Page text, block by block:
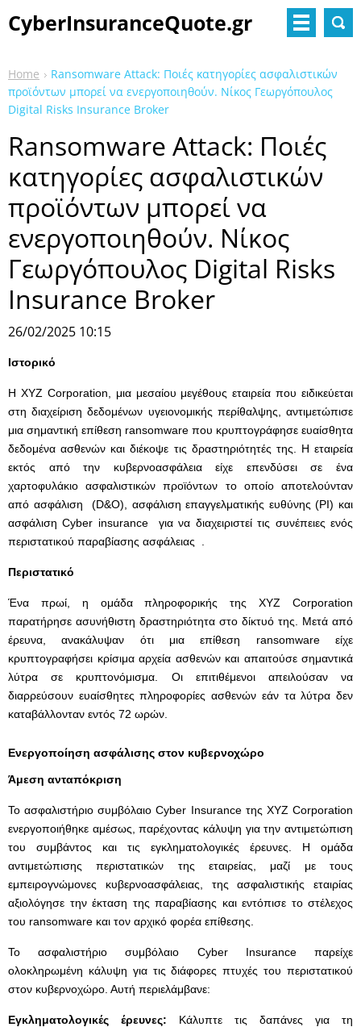
CyberInsuranceQuote.gr
Home
Ransomware Attack: Ποιές κατηγορίες ασφαλιστικών
προϊόντων μπορεί να ενεργοποιηθούν. Νίκος Γεωργόπουλος
Digital Risks Insurance Broker
Ransomware Attack: Ποιές
κατηγορίες ασφαλιστικών
προϊόντων μπορεί να
ενεργοποιηθούν. Νίκος
Γεωργόπουλος Digital Risks
Insurance Broker
26/02/2025 10:15
Ιστορικό
Η XYZ Corporation, μια μεσαίου μεγέθους εταιρεία που ειδικεύεται
στη διαχείριση δεδομένων υγειονομικής περίθαλψης, αντιμετώπισε
μια σημαντική επίθεση ransomware που κρυπτογράφησε ευαίσθητα
δεδομένα ασθενών και διέκοψε τις δραστηριότητές της. Η εταιρεία
εκτός από την κυβερνοασφάλεια είχε επενδύσει σε ένα
χαρτοφυλάκιο ασφαλιστικών προϊόντων το οποίο αποτελούνταν
από ασφάλιση (D&O), ασφάλιση επαγγελματικής ευθύνης (PI) και
ασφάλιση Cyber insurance για να διαχειριστεί τις συνέπειες ενός
περιστατικού παραβίασης ασφάλειας .
Περιστατικό
Ένα πρωί, η ομάδα πληροφορικής της XYZ Corporation
παρατήρησε ασυνήθιστη δραστηριότητα στο δίκτυό της. Μετά από
έρευνα, ανακάλυψαν ότι μια επίθεση ransomware είχε
κρυπτογραφήσει κρίσιμα αρχεία ασθενών και απαιτούσε σημαντικά
λύτρα σε κρυπτονόμισμα. Οι επιτιθέμενοι απειλούσαν να
διαρρεύσουν ευαίσθητες πληροφορίες ασθενών εάν τα λύτρα δεν
καταβάλλονταν εντός 72 ωρών.
Ενεργοποίηση ασφάλισης στον κυβερνοχώρο
Άμεση ανταπόκριση
Το ασφαλιστήριο συμβόλαιο Cyber Insurance της XYZ Corporation
ενεργοποιήθηκε αμέσως, παρέχοντας κάλυψη για την αντιμετώπιση
του συμβάντος και τις εγκληματολογικές έρευνες. Η ομάδα
αντιμετώπισης περιστατικών της εταιρείας, μαζί με τους
εμπειρογνώμονες κυβερνοασφάλειας, της ασφαλιστικής εταιρίας
αξιολόγησε την έκταση της παραβίασης και εντόπισε το στέλεχος
του ransomware και τον αρχικό φορέα επίθεσης.
Το ασφαλιστήριο συμβόλαιο Cyber Insurance παρείχε
ολοκληρωμένη κάλυψη για τις διάφορες πτυχές του περιστατικού
στον κυβερνοχώρο. Αυτή περιελάμβανε:
Εγκληματολογικές έρευνες: Κάλυπτε τις δαπάνες για τη